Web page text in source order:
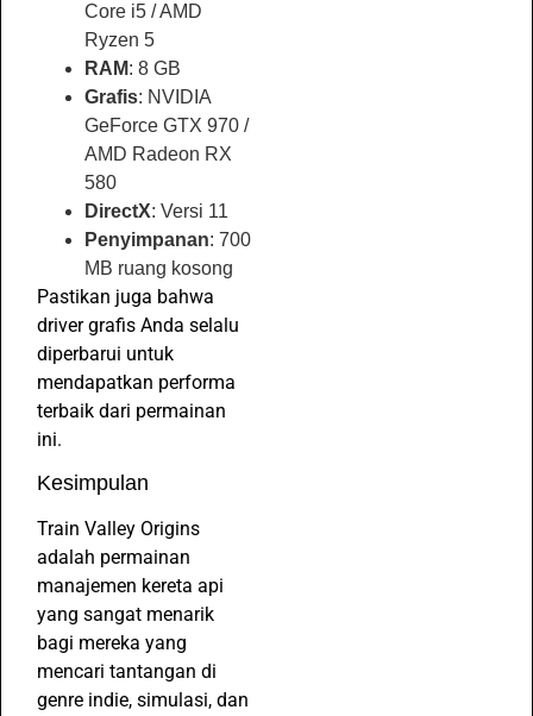
Core i5 / AMD
Ryzen 5
RAM: 8 GB
Grafis: NVIDIA
GeForce GTX 970 /
AMD Radeon RX
580
DirectX: Versi 11
Penyimpanan: 700
MB ruang kosong
Pastikan juga bahwa
driver grafis Anda selalu
diperbarui untuk
mendapatkan performa
terbaik dari permainan
ini.
Kesimpulan
Train Valley Origins
adalah permainan
manajemen kereta api
yang sangat menarik
bagi mereka yang
mencari tantangan di
genre indie, simulasi, dan